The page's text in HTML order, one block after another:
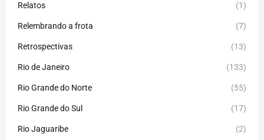
Relatos (1)
Relembrando a frota (7)
Retrospectivas (13)
Rio de Janeiro (133)
Rio Grande do Norte (55)
Rio Grande do Sul (17)
Rio Jaguaribe (2)